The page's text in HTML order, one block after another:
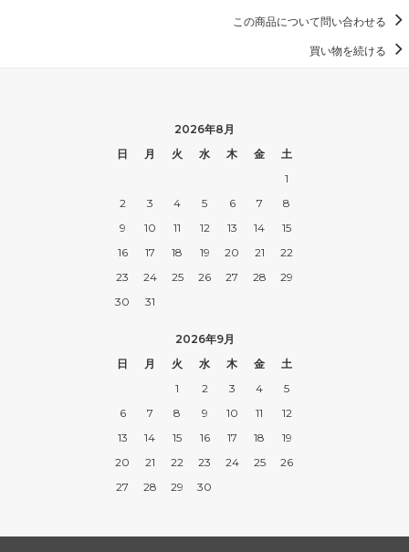
この商品について問い合わせる
買い物を続ける
2026年8月
日
月 火 水 木 金
土
1
2
3 4 5 6 7
8
9
10 11 12 13 14
15
16
17 18 19 20 21
22
23
24 25 26 27 28
29
30
31
2026年9月
日
月 火 水 木 金
土
1
2 3 4
5
6
7 8 9 10 11
12
13
14 15 16 17 18
19
20
21 22 23 24 25
26
27
28 29 30